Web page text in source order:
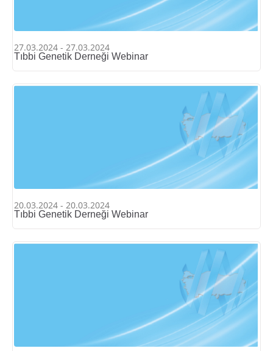
27.03.2024 - 27.03.2024
Tıbbi Genetik Derneği Webinar
20.03.2024 - 20.03.2024
Tıbbi Genetik Derneği Webinar